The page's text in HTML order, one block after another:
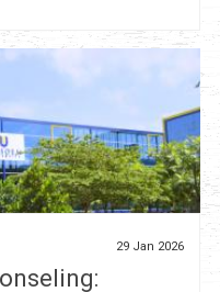
29 Jan 2026